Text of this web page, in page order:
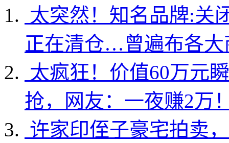
太突然！知名品牌:关
正在清仓…曾遍布各大
太疯狂！价值60万元
抢，网友：一夜赚2万
许家印侄子豪宅拍卖